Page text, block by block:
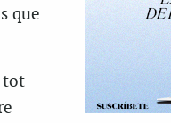
que
tot